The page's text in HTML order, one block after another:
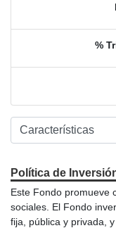
%
Política de
Este Fondo promueve
sociales. El Fondo
fija, pública y privada,